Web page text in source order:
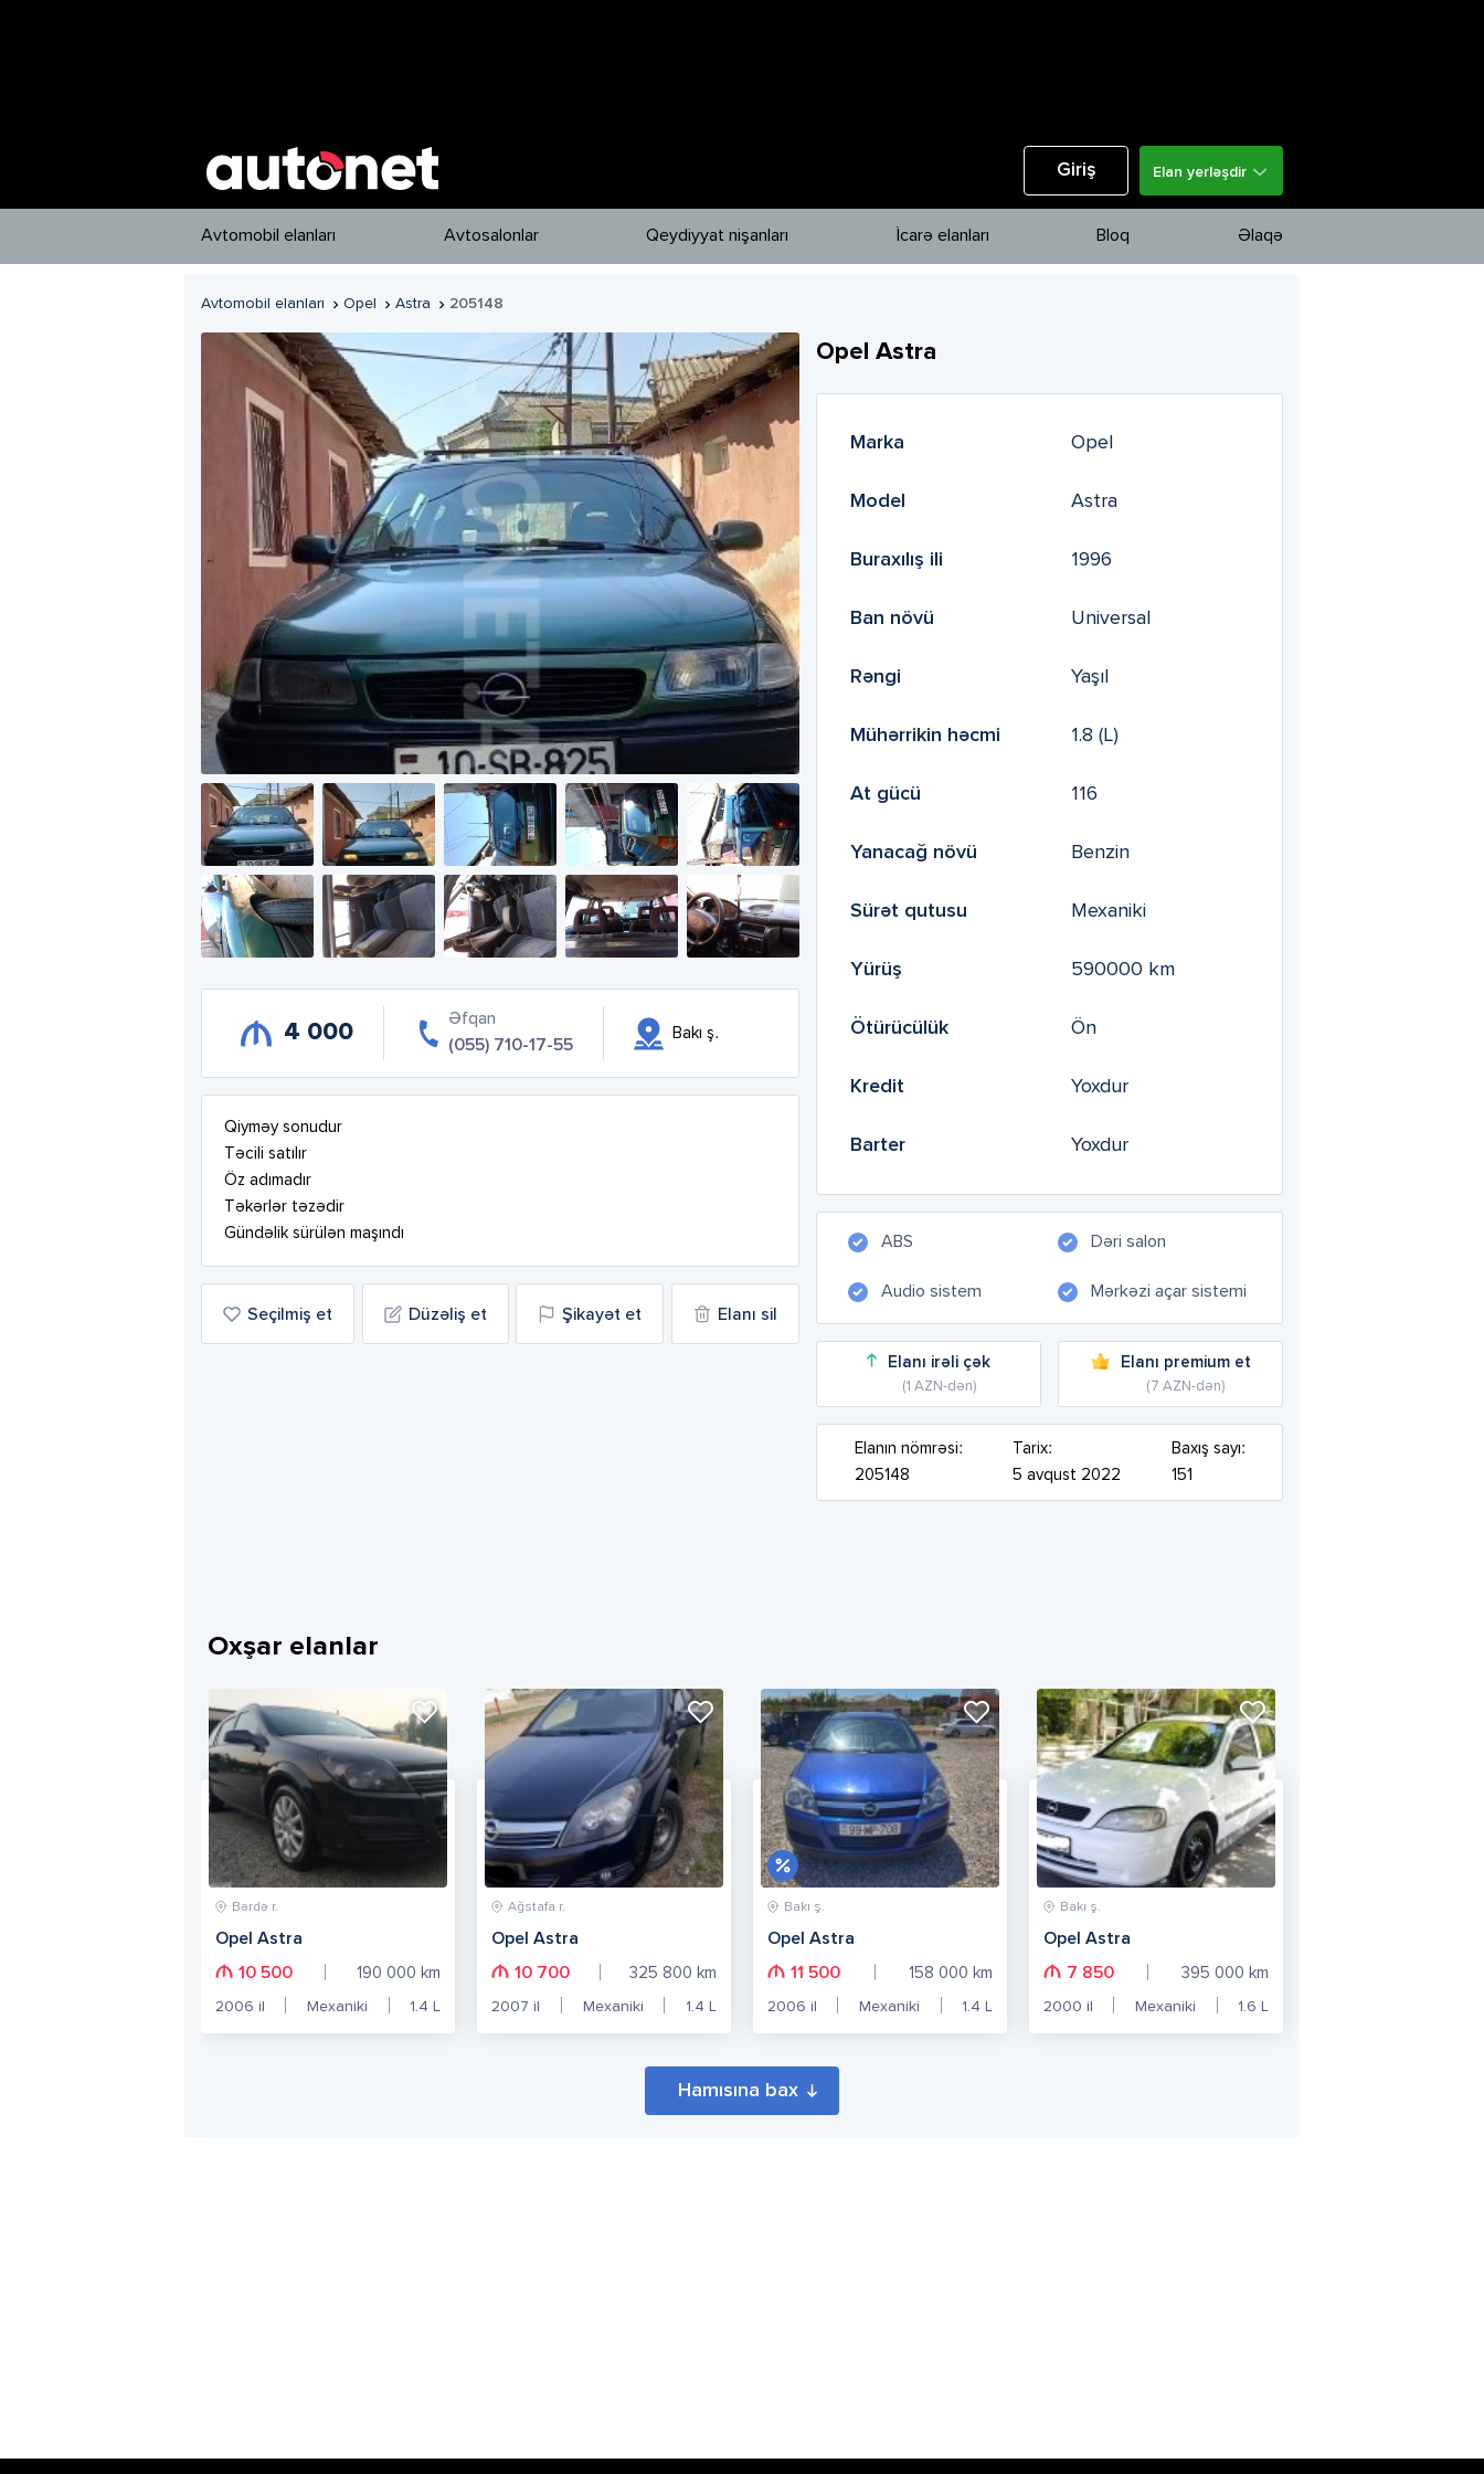
Giriş Elan yerləşdir
Avtomobil elanları Avtosalonlar Qeydiyyat nişanları İcarə elanları Bloq Əlaqə
Avtomobil elanları  Opel  Astra  205148
4 000
Əfqan
(055) 710-17-55
Bakı ş.
Qiyməy sonudur
Təcili satılır
Öz adımadır
Təkərlər təzədir
Gündəlik sürülən maşındı
Seçilmiş et Düzəliş et Şikayət et Elanı sil
Opel Astra
Marka Opel
Model Astra
Buraxılış ili 1996
Ban növü Universal
Rəngi Yaşıl
Mühərrikin həcmi 1.8 (L)
At gücü 116
Yanacağ növü Benzin
Sürət qutusu Mexaniki
Yürüş 590000 km
Ötürücülük Ön
Kredit Yoxdur
Barter Yoxdur
ABS Dəri salon
Audio sistem Mərkəzi açar sistemi
Elanı irəli çək
(1 AZN-dən)
Elanı premium et
(7 AZN-dən)
Elanın nömrəsi:
205148
Tarix:
5 avqust 2022
Baxış sayı:
151
Oxşar elanlar
Bərdə r.
Opel Astra
10 500
190 000 km
2006 il Mexaniki 1.4 L
Ağstafa r.
Opel Astra
10 700
325 800 km
2007 il Mexaniki 1.4 L
Bakı ş.
Opel Astra
11 500
158 000 km
2006 il Mexaniki 1.4 L
Bakı ş.
Opel Astra
7 850
395 000 km
2000 il Mexaniki 1.6 L
Hamısına bax